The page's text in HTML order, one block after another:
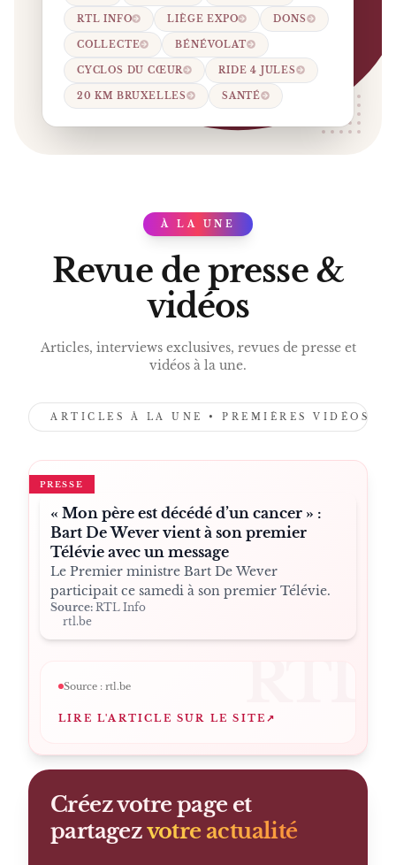
RTL INFO LIÈGE EXPO DONS
COLLECTE BÉNÉVOLAT
CYCLOS DU CŒUR RIDE 4 JULES
20 KM BRUXELLES SANTÉ
PRESS
À LA UNE
Revue de presse &
vidéos
Articles, interviews exclusives, revues de presse et
vidéos à la une.
ARTICLES À LA UNE • PREMIÈRES VIDÉOS •
PRESSE
« Mon père est décédé d’un cancer » :
Bart De Wever vient à son premier
Télévie avec un message
Le Premier ministre Bart De Wever
participait ce samedi à son premier Télévie.
Source: RTL Info
rtl.be
Source : rtl.be
LIRE L'ARTICLE SUR LE SITE ↗
Créez votre page et
partagezvotre actualité